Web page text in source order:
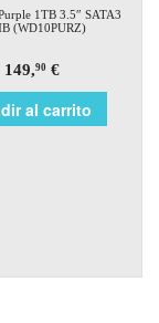
1TB 3.5″ SATA3
(WD10PURZ)
149,90€
al carrito